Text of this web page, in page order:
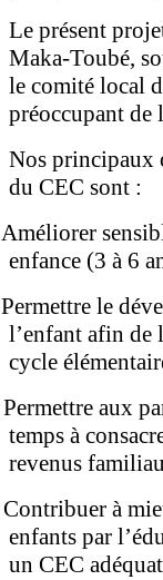
Le présent
Maka-Toubé,
le comité local
préoccupant de
Nos principaux
du CEC sont :
Améliorer
enfance (3 à 6
Permettre le
l’enfant afin de
cycle
Permettre aux
temps à
revenus
Contribuer à
enfants par
un CEC